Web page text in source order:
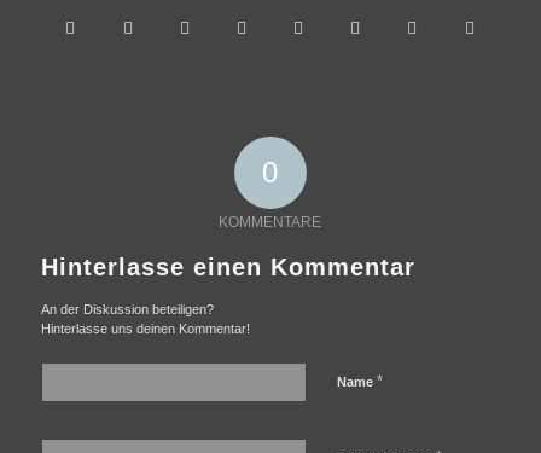
0
KOMMENTARE
Hinterlasse einen Kommentar
An der Diskussion beteiligen?
Hinterlasse uns deinen Kommentar!
Name *